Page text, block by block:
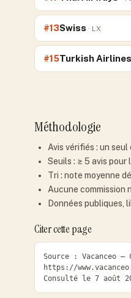
#13Swiss · LX
#15Turkish Airlines
Méthodologie
Avis vérifiés : un
Seuils : ≥ 5 avis
Tri : note moyenne
Aucune commission
Données publiques,
Citer cette page
Source : Vacanceo —
https://
Consulté le 7 août